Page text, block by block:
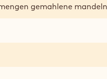
gemahlene